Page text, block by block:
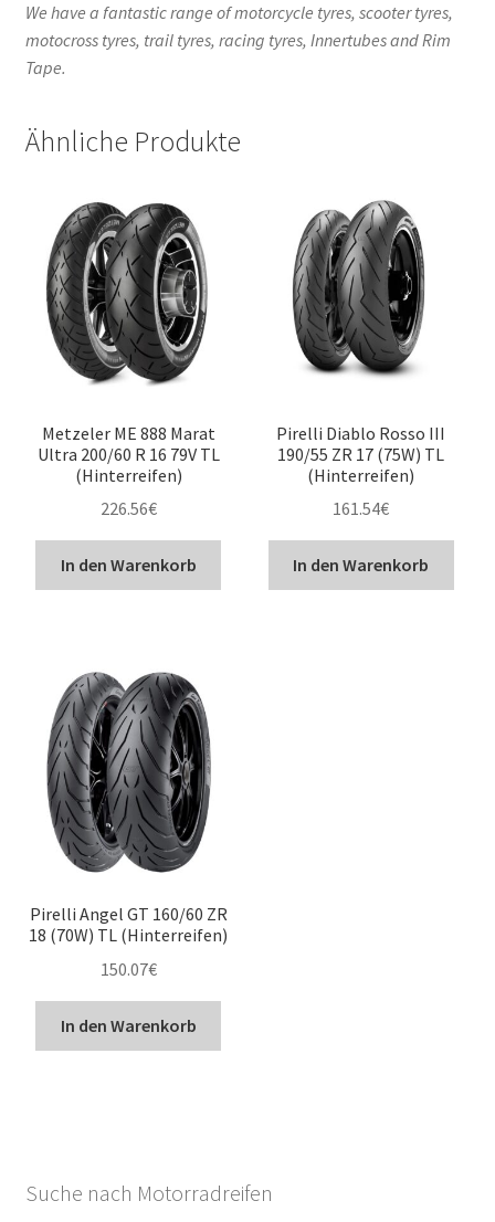
We have a fantastic range of motorcycle tyres, scooter tyres,
motocross tyres, trail tyres, racing tyres, Innertubes and Rim
Tape.
Ähnliche Produkte
Metzeler ME 888 Marat
Ultra 200/60 R 16 79V TL
(Hinterreifen)
226.56€
In den Warenkorb
Pirelli Diablo Rosso III
190/55 ZR 17 (75W) TL
(Hinterreifen)
161.54€
In den Warenkorb
Pirelli Angel GT 160/60 ZR
18 (70W) TL (Hinterreifen)
150.07€
In den Warenkorb
Suche nach Motorradreifen